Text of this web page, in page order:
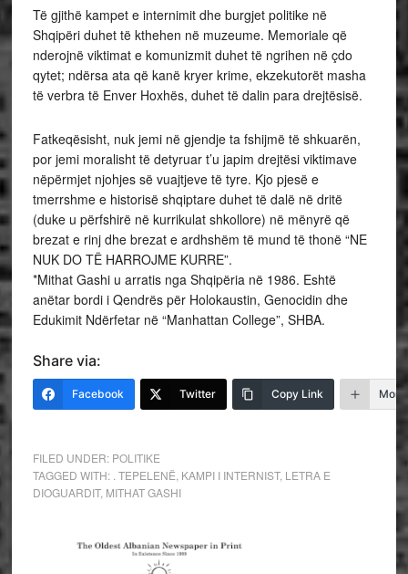
Të gjithë kampet e internimit dhe burgjet politike në
Shqipëri duhet të kthehen në muzeume. Memoriale që
nderojnë viktimat e komunizmit duhet të ngrihen në çdo
qytet; ndërsa ata që kanë kryer krime, ekzekutorët masha
të verbra të Enver Hoxhës, duhet të dalin para drejtësisë.
Fatkeqësisht, nuk jemi në gjendje ta fshijmë të shkuarën,
por jemi moralisht të detyruar t’u japim drejtësi viktimave
nëpërmjet njohjes së vuajtjeve të tyre. Kjo pjesë e
tmerrshme e historisë shqiptare duhet të dalë në dritë
(duke u përfshirë në kurrikulat shkollore) në mënyrë që
brezat e rinj dhe brezat e ardhshëm të mund të thonë “NE
NUK DO TË HARROJME KURRE”.
*Mithat Gashi u arratis nga Shqipëria në 1986. Eshtë
anëtar bordi i Qendrës për Holokaustin, Genocidin dhe
Edukimit Ndërfetar në “Manhattan College”, SHBA.
Share via:
Facebook Twitter Copy Link More
FILED UNDER: POLITIKE
TAGGED WITH: . TEPELENË KAMPI I INTERNIST, LETRA E
DIOGUARDIT, MITHAT GASHI